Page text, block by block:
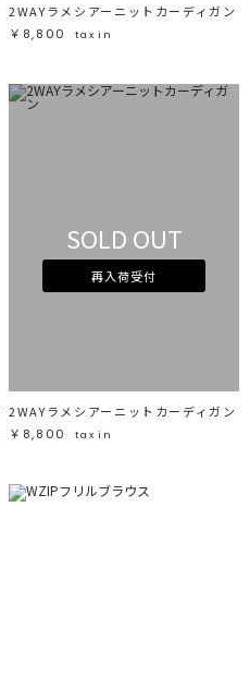
2WAYラメシアーニットカーディガン
￥8,800
tax in
SOLD OUT
再入荷受付
2WAYラメシアーニットカーディガン
￥8,800
tax in